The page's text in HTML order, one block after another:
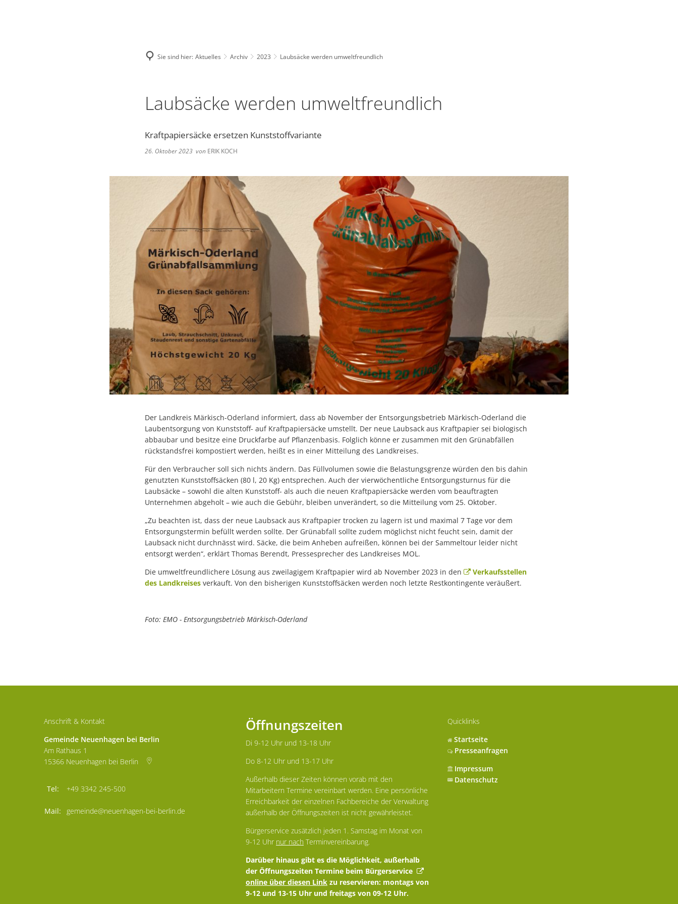
Sie sind hier: Aktuelles Archiv 2023 Laubsäcke werden umweltfreundlich
Laubsäcke werden umweltfreundlich
Kraftpapiersäcke ersetzen Kunststoffvariante
26. Oktober 2023 von ERIK KOCH
Der Landkreis Märkisch-Oderland informiert, dass ab November der Entsorgungsbetrieb Märkisch-Oderland die
Laubentsorgung von Kunststoff- auf Kraftpapiersäcke umstellt. Der neue Laubsack aus Kraftpapier sei biologisch
abbaubar und besitze eine Druckfarbe auf Pflanzenbasis. Folglich könne er zusammen mit den Grünabfällen
rückstandsfrei kompostiert werden, heißt es in einer Mitteilung des Landkreises.
Für den Verbraucher soll sich nichts ändern. Das Füllvolumen sowie die Belastungsgrenze würden den bis dahin
genutzten Kunststoffsäcken (80 l, 20 Kg) entsprechen. Auch der vierwöchentliche Entsorgungsturnus für die
Laubsäcke – sowohl die alten Kunststoff- als auch die neuen Kraftpapiersäcke werden vom beauftragten
Unternehmen abgeholt – wie auch die Gebühr, bleiben unverändert, so die Mitteilung vom 25. Oktober.
„Zu beachten ist, dass der neue Laubsack aus Kraftpapier trocken zu lagern ist und maximal 7 Tage vor dem
Entsorgungstermin befüllt werden sollte. Der Grünabfall sollte zudem möglichst nicht feucht sein, damit der
Laubsack nicht durchnässt wird. Säcke, die beim Anheben aufreißen, können bei der Sammeltour leider nicht
entsorgt werden“, erklärt Thomas Berendt, Pressesprecher des Landkreises MOL.
Die umweltfreundlichere Lösung aus zweilagigem Kraftpapier wird ab November 2023 in den
Verkaufsstellen
des Landkreises verkauft. Von den bisherigen Kunststoffsäcken werden noch letzte Restkontingente veräußert.
Foto: EMO - Entsorgungsbetrieb Märkisch-Oderland
Anschrift & Kontakt
Gemeinde Neuenhagen bei Berlin
Am Rathaus 1
15366 Neuenhagen bei Berlin
+49 3342 245-500
gemeinde@neuenhagen-bei-berlin.de
Öffnungszeiten
Di 9-12 Uhr und 13-18 Uhr
Do 8-12 Uhr und 13-17 Uhr
Außerhalb dieser Zeiten können vorab mit den
Mitarbeitern Termine vereinbart werden. Eine persönliche
Erreichbarkeit der einzelnen Fachbereiche der Verwaltung
außerhalb der Öffnungszeiten ist nicht gewährleistet.
Bürgerservice zusätzlich jeden 1. Samstag im Monat von
9-12 Uhr nur nach Terminvereinbarung.
Darüber hinaus gibt es die Möglichkeit, außerhalb
der Öffnungszeiten Termine beim Bürgerservice
online über diesen Link zu reservieren: montags von
9-12 und 13-15 Uhr und freitags von 09-12 Uhr.
Quicklinks
Startseite
Presseanfragen
Impressum
Datenschutz